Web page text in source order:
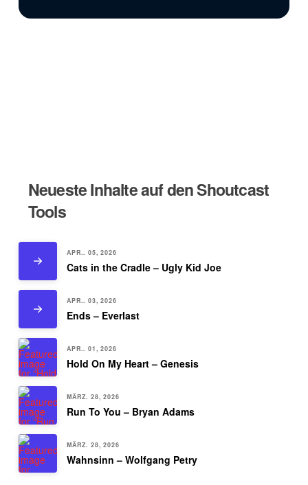
Neueste Inhalte auf den Shoutcast
Tools
APR.. 05, 2026
Cats in the Cradle – Ugly Kid Joe
APR.. 03, 2026
Ends – Everlast
APR.. 01, 2026
Hold On My Heart – Genesis
MÄRZ. 28, 2026
Run To You – Bryan Adams
MÄRZ. 28, 2026
Wahnsinn – Wolfgang Petry